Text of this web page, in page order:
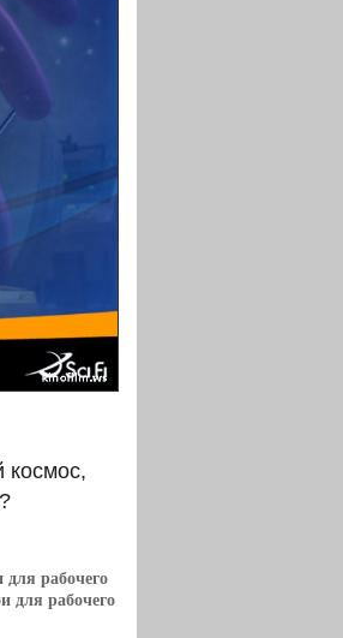
космос,
рабочего
для рабочего